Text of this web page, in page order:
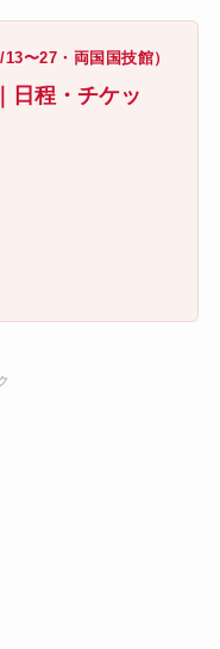
〜27・両国国技館）
日程・チケッ